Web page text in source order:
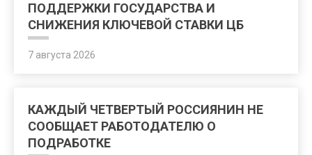
ПОДДЕРЖКИ ГОСУДАРСТВА И
СНИЖЕНИЯ КЛЮЧЕВОЙ СТАВКИ ЦБ
7 августа 2026
КАЖДЫЙ ЧЕТВЕРТЫЙ РОССИЯНИН НЕ
СООБЩАЕТ РАБОТОДАТЕЛЮ О
ПОДРАБОТКЕ